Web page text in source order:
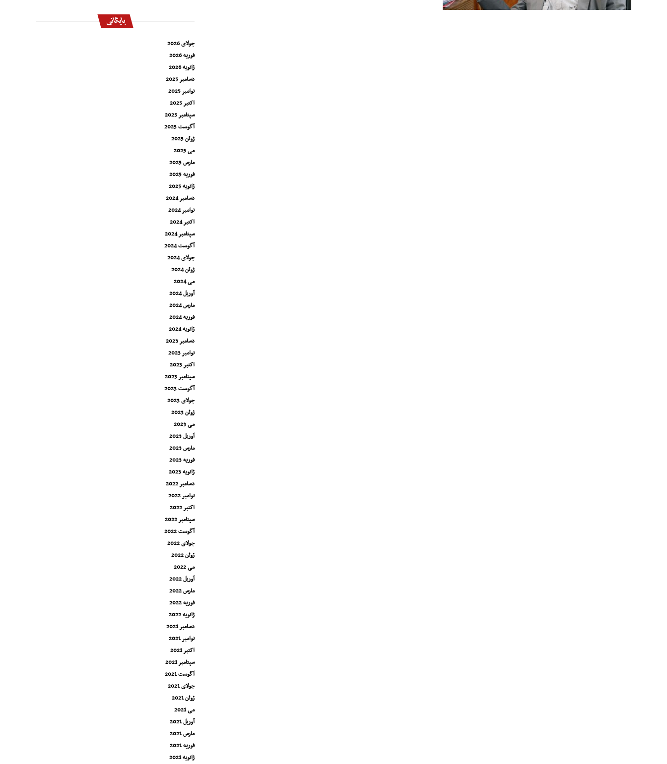
بایگانی
جولای 2026
فوریه 2026
ژانویه 2026
دسامبر 2025
نوامبر 2025
اکتبر 2025
سپتامبر 2025
آگوست 2025
ژوئن 2025
می 2025
مارس 2025
فوریه 2025
ژانویه 2025
دسامبر 2024
نوامبر 2024
اکتبر 2024
سپتامبر 2024
آگوست 2024
جولای 2024
ژوئن 2024
می 2024
آوریل 2024
مارس 2024
فوریه 2024
ژانویه 2024
دسامبر 2023
نوامبر 2023
اکتبر 2023
سپتامبر 2023
آگوست 2023
جولای 2023
ژوئن 2023
می 2023
آوریل 2023
مارس 2023
فوریه 2023
ژانویه 2023
دسامبر 2022
نوامبر 2022
اکتبر 2022
سپتامبر 2022
آگوست 2022
جولای 2022
ژوئن 2022
می 2022
آوریل 2022
مارس 2022
فوریه 2022
ژانویه 2022
دسامبر 2021
نوامبر 2021
اکتبر 2021
سپتامبر 2021
آگوست 2021
جولای 2021
ژوئن 2021
می 2021
آوریل 2021
مارس 2021
فوریه 2021
ژانویه 2021